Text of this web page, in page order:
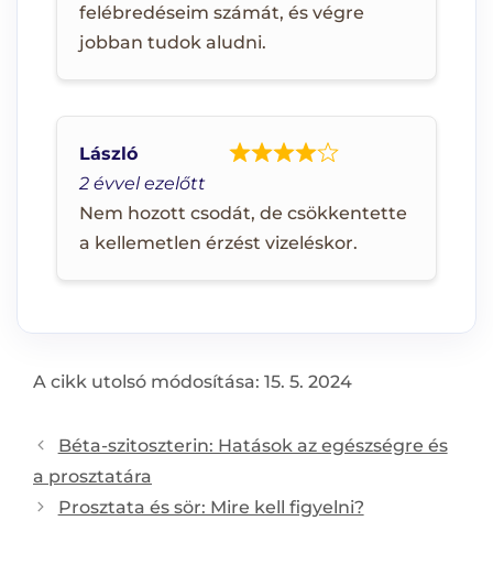
felébredéseim számát, és végre
jobban tudok aludni.
2 évvel ezelőtt
Nem hozott csodát, de csökkentette
a kellemetlen érzést vizeléskor.
László
A cikk utolsó módosítása: 15. 5. 2024
Post
navigation
Béta-szitoszterin: Hatások az egészségre és
a prosztatára
Prosztata és sör: Mire kell figyelni?